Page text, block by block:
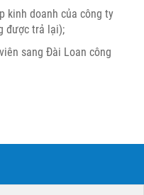
kinh doanh của công ty
được trả lại);
sang Đài Loan công